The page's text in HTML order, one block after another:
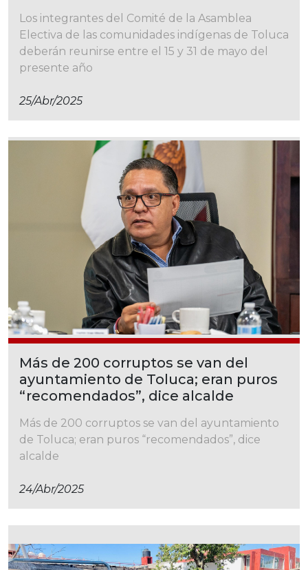
Los integrantes del Comité de la Asamblea
Electiva de las comunidades indígenas de Toluca
deberán reunirse entre el 15 y 31 de mayo del
presente año
25/abr/2025
Más de 200 corruptos se van del
ayuntamiento de Toluca; eran puros
“recomendados”, dice alcalde
Más de 200 corruptos se van del ayuntamiento
de Toluca; eran puros “recomendados”, dice
alcalde
24/abr/2025